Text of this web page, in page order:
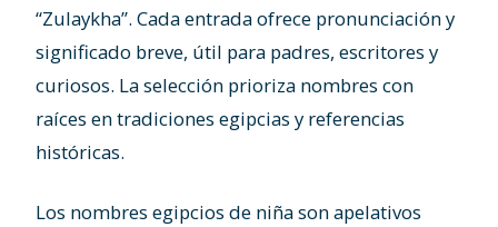
“Zulaykha”. Cada entrada ofrece pronunciación y
significado breve, útil para padres, escritores y
curiosos. La selección prioriza nombres con
raíces en tradiciones egipcias y referencias
históricas.
Los nombres egipcios de niña son apelativos